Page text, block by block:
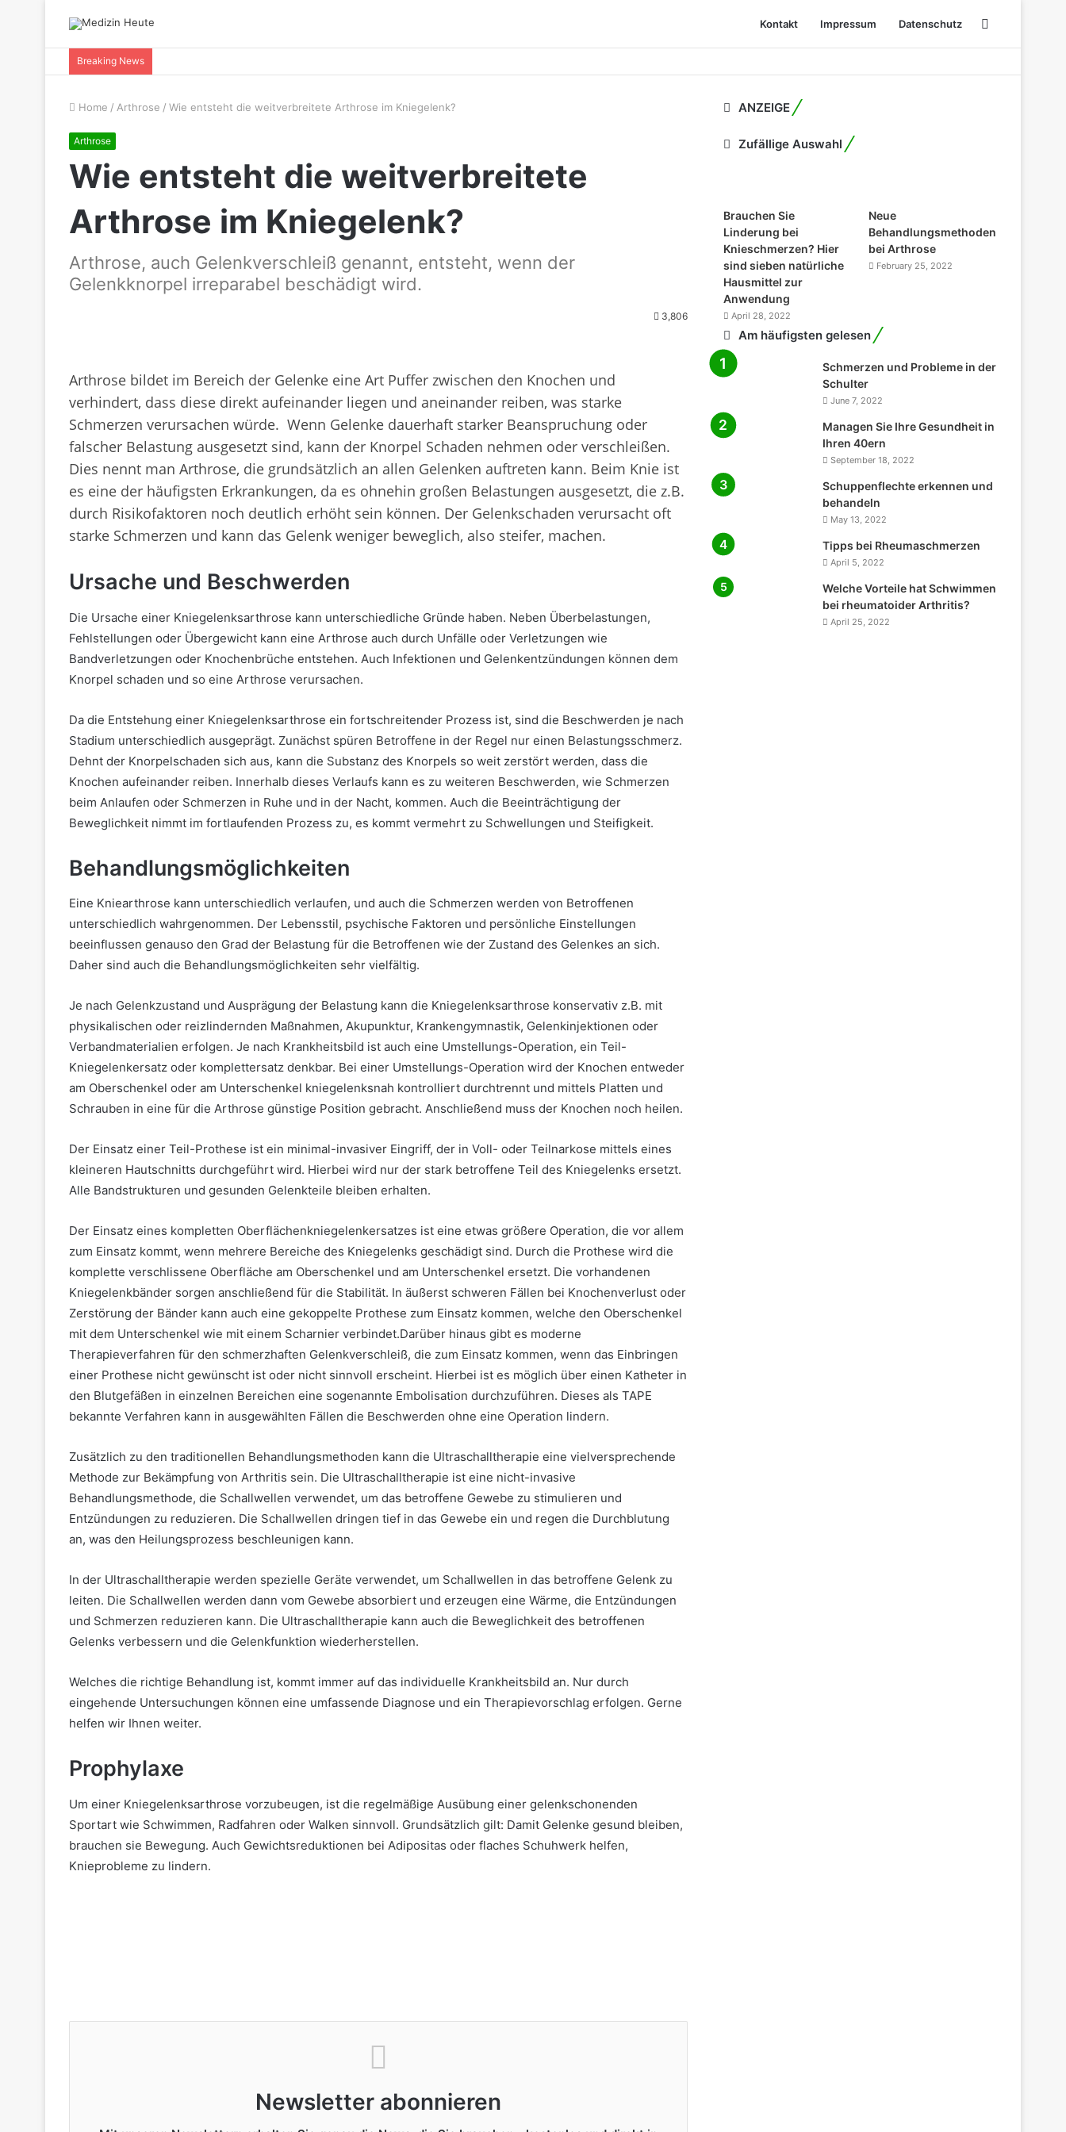
Kontakt Impressum Datenschutz
for
Breaking News
Home / Arthrose / Wie entsteht die weitverbreitete Arthrose im Kniegelenk?
Arthrose
Wie entsteht die weitverbreitete
Arthrose im Kniegelenk?
Arthrose, auch Gelenkverschleiß genannt, entsteht, wenn der
Gelenkknorpel irreparabel beschädigt wird.
3,806
Arthrose bildet im Bereich der Gelenke eine Art Puffer zwischen den Knochen und
verhindert, dass diese direkt aufeinander liegen und aneinander reiben, was starke
Schmerzen verursachen würde. Wenn Gelenke dauerhaft starker Beanspruchung oder
falscher Belastung ausgesetzt sind, kann der Knorpel Schaden nehmen oder verschleißen.
Dies nennt man Arthrose, die grundsätzlich an allen Gelenken auftreten kann. Beim Knie ist
es eine der häufigsten Erkrankungen, da es ohnehin großen Belastungen ausgesetzt, die z.B.
durch Risikofaktoren noch deutlich erhöht sein können. Der Gelenkschaden verursacht oft
starke Schmerzen und kann das Gelenk weniger beweglich, also steifer, machen.
Ursache und Beschwerden
Die Ursache einer Kniegelenksarthrose kann unterschiedliche Gründe haben. Neben Überbelastungen,
Fehlstellungen oder Übergewicht kann eine Arthrose auch durch Unfälle oder Verletzungen wie
Bandverletzungen oder Knochenbrüche entstehen. Auch Infektionen und Gelenkentzündungen können dem
Knorpel schaden und so eine Arthrose verursachen.
Da die Entstehung einer Kniegelenksarthrose ein fortschreitender Prozess ist, sind die Beschwerden je nach
Stadium unterschiedlich ausgeprägt. Zunächst spüren Betroffene in der Regel nur einen Belastungsschmerz.
Dehnt der Knorpelschaden sich aus, kann die Substanz des Knorpels so weit zerstört werden, dass die
Knochen aufeinander reiben. Innerhalb dieses Verlaufs kann es zu weiteren Beschwerden, wie Schmerzen
beim Anlaufen oder Schmerzen in Ruhe und in der Nacht, kommen. Auch die Beeinträchtigung der
Beweglichkeit nimmt im fortlaufenden Prozess zu, es kommt vermehrt zu Schwellungen und Steifigkeit.
Behandlungsmöglichkeiten
Eine Kniearthrose kann unterschiedlich verlaufen, und auch die Schmerzen werden von Betroffenen
unterschiedlich wahrgenommen. Der Lebensstil, psychische Faktoren und persönliche Einstellungen
beeinflussen genauso den Grad der Belastung für die Betroffenen wie der Zustand des Gelenkes an sich.
Daher sind auch die Behandlungsmöglichkeiten sehr vielfältig.
Je nach Gelenkzustand und Ausprägung der Belastung kann die Kniegelenksarthrose konservativ z.B. mit
physikalischen oder reizlindernden Maßnahmen, Akupunktur, Krankengymnastik, Gelenkinjektionen oder
Verbandmaterialien erfolgen. Je nach Krankheitsbild ist auch eine Umstellungs-Operation, ein Teil-
Kniegelenkersatz oder komplettersatz denkbar. Bei einer Umstellungs-Operation wird der Knochen entweder
am Oberschenkel oder am Unterschenkel kniegelenksnah kontrolliert durchtrennt und mittels Platten und
Schrauben in eine für die Arthrose günstige Position gebracht. Anschließend muss der Knochen noch heilen.
Der Einsatz einer Teil-Prothese ist ein minimal-invasiver Eingriff, der in Voll- oder Teilnarkose mittels eines
kleineren Hautschnitts durchgeführt wird. Hierbei wird nur der stark betroffene Teil des Kniegelenks ersetzt.
Alle Bandstrukturen und gesunden Gelenkteile bleiben erhalten.
Der Einsatz eines kompletten Oberflächenkniegelenkersatzes ist eine etwas größere Operation, die vor allem
zum Einsatz kommt, wenn mehrere Bereiche des Kniegelenks geschädigt sind. Durch die Prothese wird die
komplette verschlissene Oberfläche am Oberschenkel und am Unterschenkel ersetzt. Die vorhandenen
Kniegelenkbänder sorgen anschließend für die Stabilität. In äußerst schweren Fällen bei Knochenverlust oder
Zerstörung der Bänder kann auch eine gekoppelte Prothese zum Einsatz kommen, welche den Oberschenkel
mit dem Unterschenkel wie mit einem Scharnier verbindet.Darüber hinaus gibt es moderne
Therapieverfahren für den schmerzhaften Gelenkverschleiß, die zum Einsatz kommen, wenn das Einbringen
einer Prothese nicht gewünscht ist oder nicht sinnvoll erscheint. Hierbei ist es möglich über einen Katheter in
den Blutgefäßen in einzelnen Bereichen eine sogenannte Embolisation durchzuführen. Dieses als TAPE
bekannte Verfahren kann in ausgewählten Fällen die Beschwerden ohne eine Operation lindern.
Zusätzlich zu den traditionellen Behandlungsmethoden kann die Ultraschalltherapie eine vielversprechende
Methode zur Bekämpfung von Arthritis sein. Die Ultraschalltherapie ist eine nicht-invasive
Behandlungsmethode, die Schallwellen verwendet, um das betroffene Gewebe zu stimulieren und
Entzündungen zu reduzieren. Die Schallwellen dringen tief in das Gewebe ein und regen die Durchblutung
an, was den Heilungsprozess beschleunigen kann.
In der Ultraschalltherapie werden spezielle Geräte verwendet, um Schallwellen in das betroffene Gelenk zu
leiten. Die Schallwellen werden dann vom Gewebe absorbiert und erzeugen eine Wärme, die Entzündungen
und Schmerzen reduzieren kann. Die Ultraschalltherapie kann auch die Beweglichkeit des betroffenen
Gelenks verbessern und die Gelenkfunktion wiederherstellen.
Welches die richtige Behandlung ist, kommt immer auf das individuelle Krankheitsbild an. Nur durch
eingehende Untersuchungen können eine umfassende Diagnose und ein Therapievorschlag erfolgen. Gerne
helfen wir Ihnen weiter.
Prophylaxe
Um einer Kniegelenksarthrose vorzubeugen, ist die regelmäßige Ausübung einer gelenkschonenden
Sportart wie Schwimmen, Radfahren oder Walken sinnvoll. Grundsätzlich gilt: Damit Gelenke gesund bleiben,
brauchen sie Bewegung. Auch Gewichtsreduktionen bei Adipositas oder flaches Schuhwerk helfen,
Knieprobleme zu lindern.
Newsletter abonnieren
ANZEIGE
Zufällige Auswahl
Brauchen Sie
Linderung bei
Knieschmerzen? Hier
sind sieben natürliche
Hausmittel zur
Anwendung
April 28, 2022
Neue
Behandlungsmethoden
bei Arthrose
February 25, 2022
Am häufigsten gelesen
Schmerzen und Probleme in der
Schulter
June 7, 2022
Managen Sie Ihre Gesundheit in
Ihren 40ern
September 18, 2022
Schuppenflechte erkennen und
behandeln
May 13, 2022
Tipps bei Rheumaschmerzen
April 5, 2022
Welche Vorteile hat Schwimmen
bei rheumatoider Arthritis?
April 25, 2022